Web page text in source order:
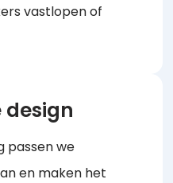
vastlopen of
design
passen we
en maken het